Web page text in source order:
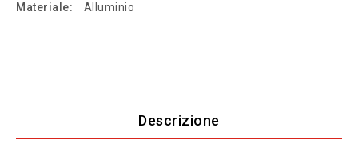
Materiale:
Alluminio
Descrizione